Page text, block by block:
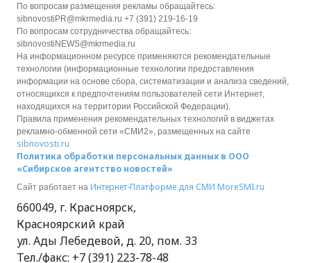
По вопросам размещения рекламы обращайтесь:
sibnovostiPR@mkrmedia.ru +7 (391) 219-16-19
По вопросам сотрудничества обращайтесь:
sibnovostiNEWS@mkrmedia.ru
На информационном ресурсе применяются рекомендательные
технологии (информационные технологии предоставления
информации на основе сбора, систематизации и анализа сведений,
относящихся к предпочтениям пользователей сети Интернет,
находящихся на территории Российской Федерации).
Правила применения рекомендательных технологий в виджетах
рекламно-обменной сети «СМИ2», размещенных на сайте
sibnovosti.ru
Политика обработки персональных данных в ООО
«Сибирское агентство новостей»
Сайт работает на Интернет-Платформе для СМИ MoreSMI.ru
660049, г. Красноярск,
Красноярский край
ул. Ады Лебедевой, д. 20, пом. 33
Тел./факс: +7 (391) 223-78-48